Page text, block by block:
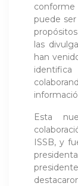
puede
las
han
Esta
ISSB, y